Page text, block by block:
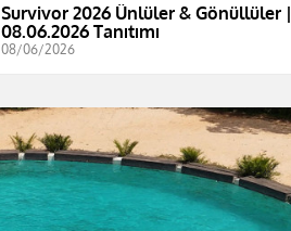
Survivor 2026 Ünlüler & Gönüllüler |
08.06.2026 Tanıtımı
08/06/2026